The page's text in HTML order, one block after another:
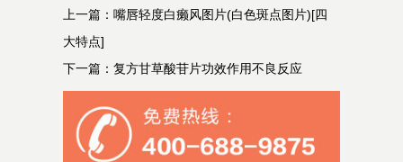
上一篇：嘴唇轻度白癞风图片(白色斑点图片)[四
大特点]
下一篇：复方甘草酸苷片功效作用不良反应